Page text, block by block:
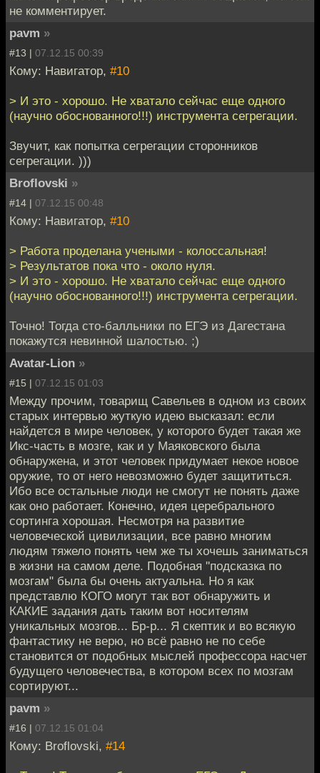
не комментирует.
pavm »
#13 | 07.12.15 00:39
Кому: Навигатор, #10
> И это - хорошо. Не хватало сейчас еще одного
(научно обоснованного!!!) инструмента сегрегации.
Звучит, как попытка сегрегации сторонников
сегрегации. )))
Broflovski »
#14 | 07.12.15 00:48
Кому: Навигатор, #10
> Работа проделана учеными - колоссальная!
> Результатов пока что - около нуля.
> И это - хорошо. Не хватало сейчас еще одного
(научно обоснованного!!!) инструмента сегрегации.
Точно! Тогда сто-балльники по ЕГЭ из Дагестана
покажутся невинной шалостью. ;)
Avatar-Lion »
#15 | 07.12.15 01:03
Между прочим, товарищ Савельев в одном из своих
старых интервью жуткую идею высказал: если
найдется в мире человек, у которого будет такая же
Икс-часть в мозге, как и у Маяковского была
обнаружена, и этот человек придумает некое новое
оружие, то от него невозможно будет защититься.
Ибо все остальные люди не смогут не понять даже
как оно работает. Конечно, идея церебрального
сортинга хорошая. Несмотря на развитие
человеческой цивилизации, все равно многим
людям тяжело понять чем же ты хочешь заниматься
в жизни на самом деле. Подобная "подсказка по
мозгам" была бы очень актуальна. Но я как
представлю КОГО могут так вот обнаружить и
КАКИЕ задания дать таким вот носителям
уникальных мозгов... Бр-р... Я скептик и во всякую
фантастику не верю, но всё равно не по себе
становится от подобных мыслей профессора насчет
будущего человечества, в котором всех по мозгам
сортируют...
pavm »
#16 | 07.12.15 01:04
Кому: Broflovski, #14